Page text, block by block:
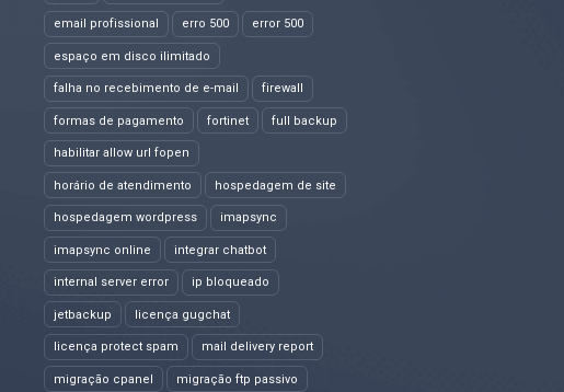
email profissional erro 500 error 500
espaço em disco ilimitado
falha no recebimento de e-mail firewall
formas de pagamento fortinet full backup
habilitar allow url fopen
horário de atendimento hospedagem de site
hospedagem wordpress imapsync
imapsync online integrar chatbot
internal server error ip bloqueado
jetbackup licença gugchat
licença protect spam mail delivery report
migração cpanel migração ftp passivo